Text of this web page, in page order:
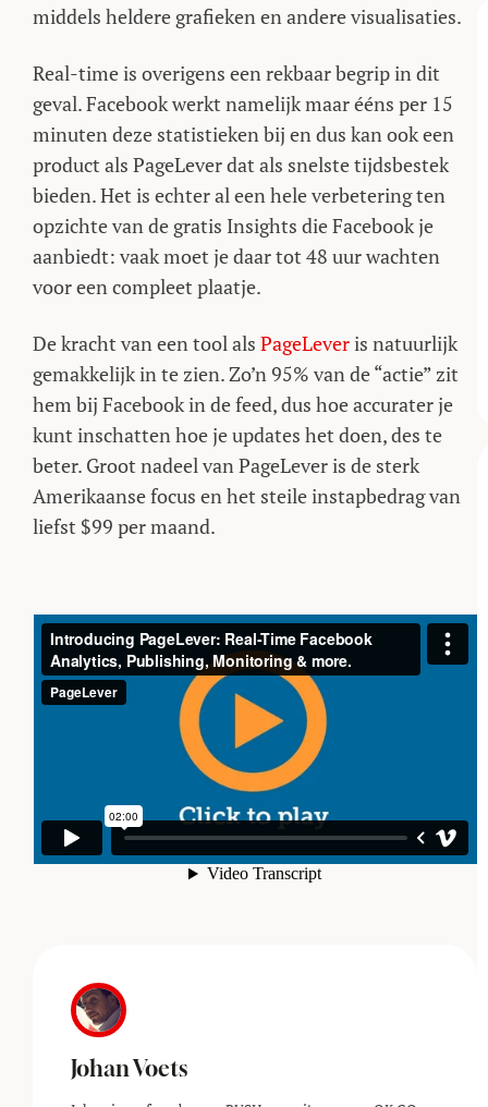
middels heldere grafieken en andere visualisaties.
Real-time is overigens een rekbaar begrip in dit
geval. Facebook werkt namelijk maar ééns per 15
minuten deze statistieken bij en dus kan ook een
product als PageLever dat als snelste tijdsbestek
bieden. Het is echter al een hele verbetering ten
opzichte van de gratis Insights die Facebook je
aanbiedt: vaak moet je daar tot 48 uur wachten
voor een compleet plaatje.
De kracht van een tool als PageLeveris natuurlijk
gemakkelijk in te zien. Zo’n 95% van de “actie” zit
hem bij Facebook in de feed, dus hoe accurater je
kunt inschatten hoe je updates het doen, des te
beter. Groot nadeel van PageLever is de sterk
Amerikaanse focus en het steile instapbedrag van
liefst $99 per maand.
Johan Voets